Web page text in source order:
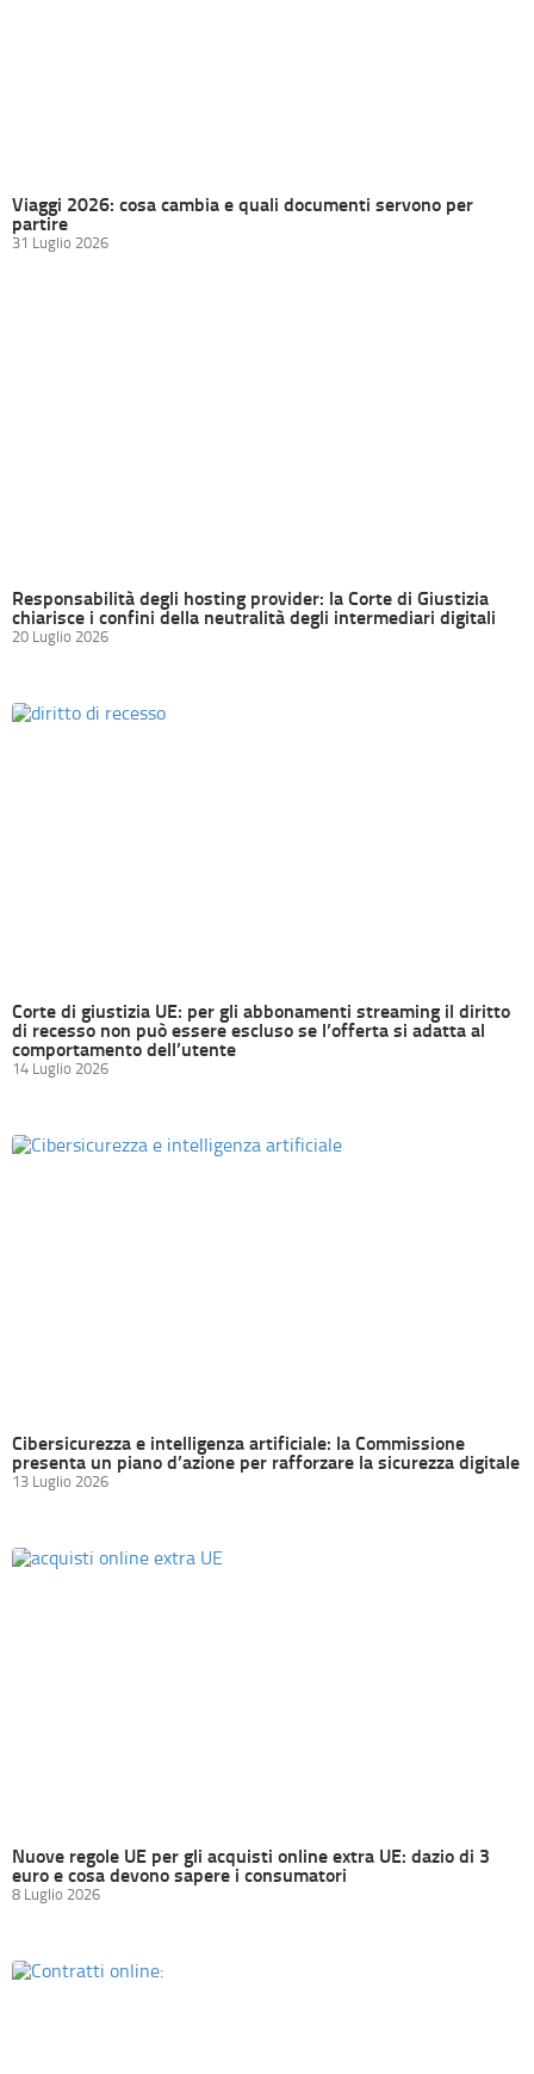
Viaggi 2026: cosa cambia e quali documenti servono per
partire
31 Luglio 2026
Responsabilità degli hosting provider: la Corte di Giustizia
chiarisce i confini della neutralità degli intermediari digitali
20 Luglio 2026
Corte di giustizia UE: per gli abbonamenti streaming il diritto
di recesso non può essere escluso se l’offerta si adatta al
comportamento dell’utente
14 Luglio 2026
Cibersicurezza e intelligenza artificiale: la Commissione
presenta un piano d’azione per rafforzare la sicurezza digitale
13 Luglio 2026
Nuove regole UE per gli acquisti online extra UE: dazio di 3
euro e cosa devono sapere i consumatori
8 Luglio 2026